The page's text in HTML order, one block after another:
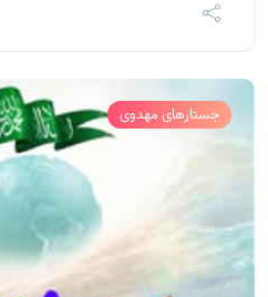
جستارهای مهدوی